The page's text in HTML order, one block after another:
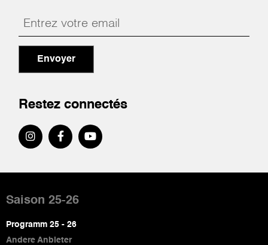
Envoyer
Restez connectés
de
page
Saison 25-26
Programm 25 - 26
Andere Anbieter